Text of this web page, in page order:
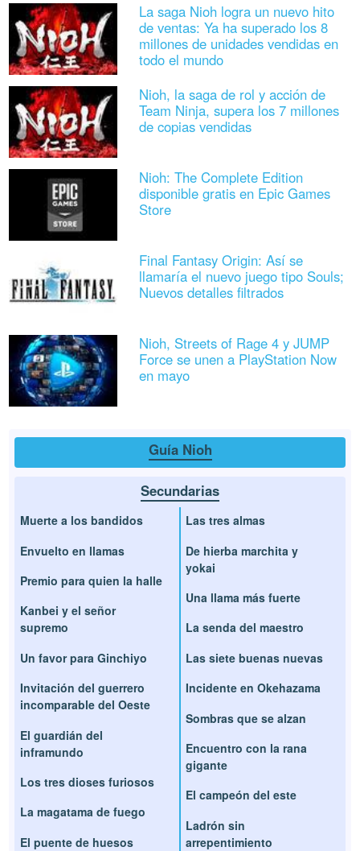
La saga Nioh logra un nuevo hito
de ventas: Ya ha superado los 8
millones de unidades vendidas en
todo el mundo
Nioh, la saga de rol y acción de
Team Ninja, supera los 7 millones
de copias vendidas
Nioh: The Complete Edition
disponible gratis en Epic Games
Store
Final Fantasy Origin: Así se
llamaría el nuevo juego tipo Souls;
Nuevos detalles filtrados
Nioh, Streets of Rage 4 y JUMP
Force se unen a PlayStation Now
en mayo
Guía Nioh
Secundarias
Muerte a los bandidos
Envuelto en llamas
Premio para quien la halle
Kanbei y el señor
supremo
Un favor para Ginchiyo
Invitación del guerrero
incomparable del Oeste
El guardián del
inframundo
Los tres dioses furiosos
La magatama de fuego
El puente de huesos
Las tres almas
De hierba marchita y
yokai
Una llama más fuerte
La senda del maestro
Las siete buenas nuevas
Incidente en Okehazama
Sombras que se alzan
Encuentro con la rana
gigante
El campeón del este
Ladrón sin
arrepentimiento